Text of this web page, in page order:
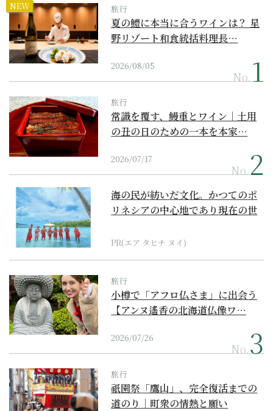
NEW 旅行
夏の鱧に本当に合うワインは？ 星
野リゾート和食統括料理長…
2026/08/05
No.
旅行
常識を覆す、鰻重とワイン｜土用
の丑の日のための一本を本家…
2026/07/17
No.
海の民が紡いだ文化。かつてのポ
リネシアの中心地であり現在の世
PR(エア タヒチ ヌイ)
旅行
小樽で「アフロ仏さま」に出会う
【アンヌ遙香の北海道仏像ワ…
2026/07/26
No.
旅行
祇園祭「鷹山」、完全復活までの
道のり｜町衆の情熱と願い